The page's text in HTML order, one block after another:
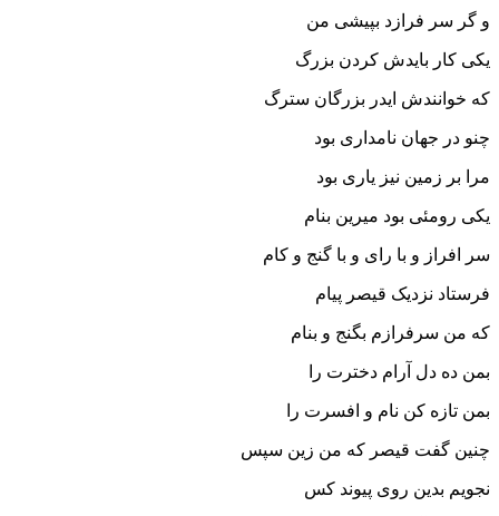
و گر سر فرازد بپیشى من‏
یکى کار بایدش کردن بزرگ
که خوانندش ایدر بزرگان سترگ‏
چنو در جهان نامدارى بود
مرا بر زمین نیز یارى بود
یکى رومئى بود میرین بنام
سر افراز و با راى و با گنج و کام‏
فرستاد نزدیک قیصر پیام
که من سرفرازم بگنج و بنام‏
بمن ده دل آرام دخترت را
بمن تازه کن نام و افسرت را
چنین گفت قیصر که من زین سپس
نجویم بدین روى پیوند کس‏